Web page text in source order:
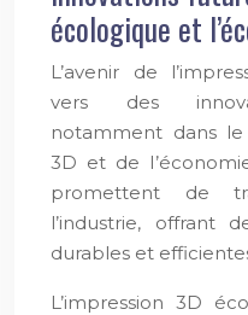
écologique et
L’avenir de
vers des
notamment dans le
3D et de
promettent de
l’industrie, offrant
durables et
L’impression 3D